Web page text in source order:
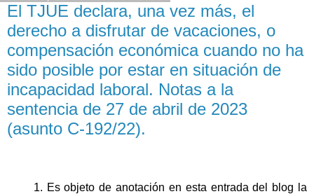
El TJUE declara, una vez más, el
derecho a disfrutar de vacaciones, o
compensación económica cuando no ha
sido posible por estar en situación de
incapacidad laboral. Notas a la
sentencia de 27 de abril de 2023
(asunto C-192/22).
1. Es objeto de anotación en esta entrada del blog la